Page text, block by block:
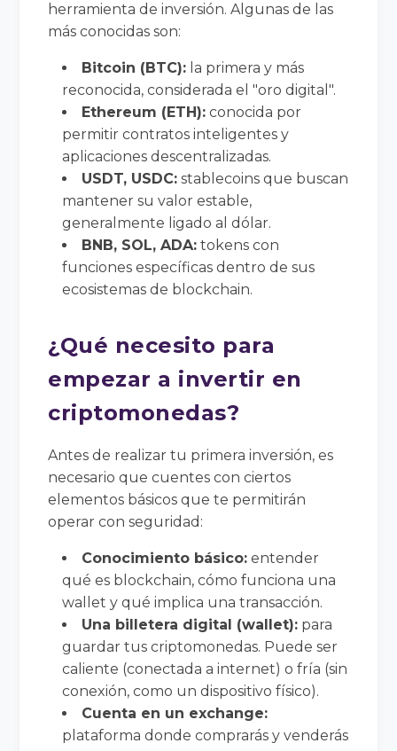
herramienta de inversión. Algunas de las
más conocidas son:
Bitcoin (BTC): la primera y más
reconocida, considerada el "oro digital".
Ethereum (ETH): conocida por
permitir contratos inteligentes y
aplicaciones descentralizadas.
USDT, USDC: stablecoins que buscan
mantener su valor estable,
generalmente ligado al dólar.
BNB, SOL, ADA: tokens con
funciones específicas dentro de sus
ecosistemas de blockchain.
¿Qué necesito para
empezar a invertir en
criptomonedas?
Antes de realizar tu primera inversión, es
necesario que cuentes con ciertos
elementos básicos que te permitirán
operar con seguridad:
Conocimiento básico: entender
qué es blockchain, cómo funciona una
wallet y qué implica una transacción.
Una billetera digital (wallet): para
guardar tus criptomonedas. Puede ser
caliente (conectada a internet) o fría (sin
conexión, como un dispositivo físico).
Cuenta en un exchange:
plataforma donde comprarás y venderás